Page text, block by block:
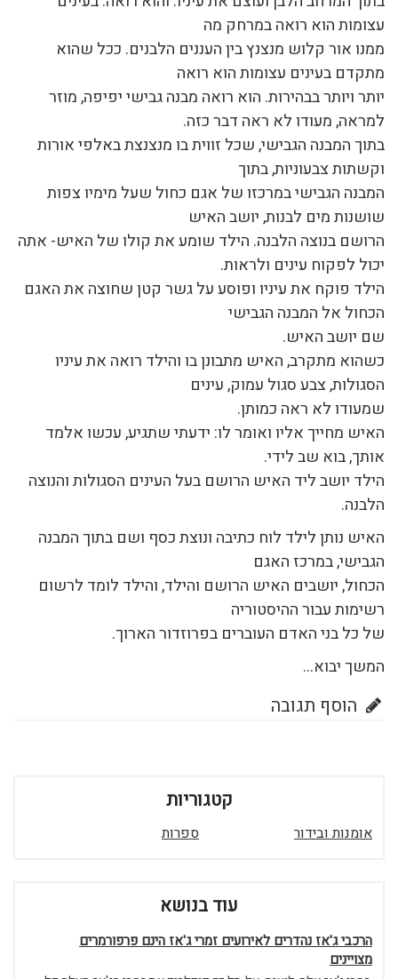
עצומות הוא רואה במרחק מה
ממנו אור קלוש מנצנץ בין העננים הלבנים. ככל שהוא
מתקדם בעינים עצומות הוא רואה
יותר ויותר בבהירות. הוא רואה מבנה גבישי יפיפה, מוזר
למראה, מעודו לא ראה דבר כזה.
בתוך המבנה הגבישי, שכל זווית בו מנצנצת באלפי אורות
וקשתות צבעוניות, בתוך
המבנה הגבישי במרכזו של אגם כחול שעל מימיו צפות
שושנות מים לבנות, יושב האיש
הרושם בנוצה הלבנה. הילד שומע את קולו של האיש- אתה
יכול לפקוח עינים ולראות.
הילד פוקח את עיניו ופוסע על גשר קטן שחוצה את האגם
הכחול אל המבנה הגבישי
שם יושב האיש.
כשהוא מתקרב, האיש מתבונן בו והילד רואה את עיניו
הסגולות, צבע סגול עמוק, עינים
שמעודו לא ראה כמותן.
האיש מחייך אליו ואומר לו: ידעתי שתגיע, עכשו אלמד
אותך, בוא שב לידי.
הילד יושב ליד האיש הרושם בעל העינים הסגולות והנוצה
הלבנה.
האיש נותן לילד לוח כתיבה ונוצת כסף ושם בתוך המבנה
הגבישי, במרכז האגם
הכחול, יושבים האיש הרושם והילד, והילד לומד לרשום
רשימות עבור ההיסטוריה
של כל בני האדם העוברים בפרוזדור הארוך.
המשך יבוא…
הוסף תגובה
קטגוריות
אומנות ובידור ספרות
עוד בנושא
הרכבי ג'אז נהדרים לאירועים זמרי ג'אז הינם פרפורמרים
מצויינים